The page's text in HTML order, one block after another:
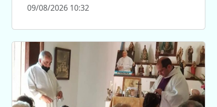
09/08/2026 10:32